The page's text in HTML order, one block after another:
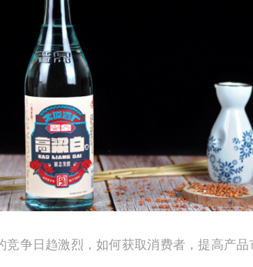
竞争日趋激烈，如何获取消费者，提高产